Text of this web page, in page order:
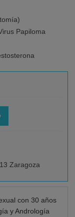
Papiloma
Zaragoza
con 30 años
y Andrología